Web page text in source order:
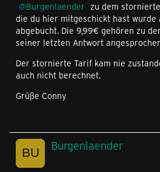
Burgenlaender zu dem
die du hier mitgeschickt hast wurde
abgebucht. Die 9,99€ gehören zu
seiner letzten Antwort
Der stornierte Tarif kam nie
auch nicht berechnet.
Grüße Conny
Burgenlaender